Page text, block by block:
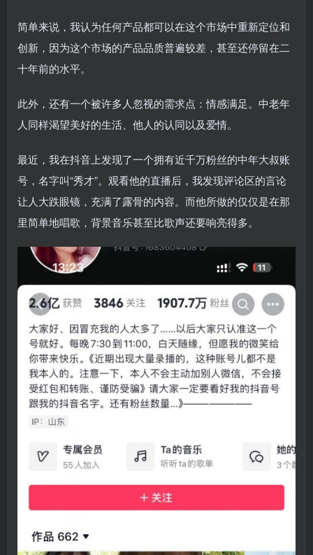
简单来说，我认为任何产品都可以在这个市场中重新定位和
创新，因为这个市场的产品品质普遍较差，甚至还停留在二
十年前的水平。
此外，还有一个被许多人忽视的需求点：情感满足。中老年
人同样渴望美好的生活、他人的认同以及爱情。
最近，我在抖音上发现了一个拥有近千万粉丝的中年大叔账
号，名字叫“秀才”。观看他的直播后，我发现评论区的言论
让人大跌眼镜，充满了露骨的内容。而他所做的仅仅是在那
里简单地唱歌，背景音乐甚至比歌声还要响亮得多。